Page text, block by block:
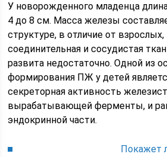
У новорожденного младенца
4 до 8 см. Масса железы
структуре, в отличие от взрослых,
соединительная и сосудистая
развита недостаточно. Одной из
формирования ПЖ у детей
секреторная активность
вырабатывающей ферменты, и
эндокринной части.
Покажет